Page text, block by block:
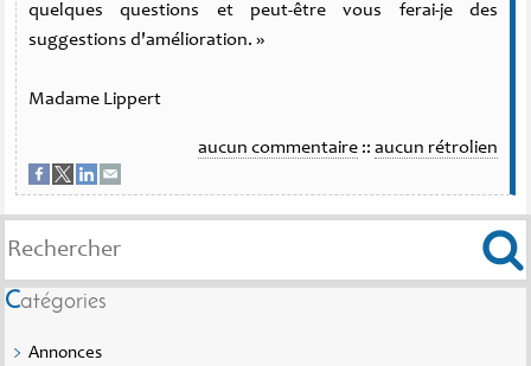
quelques questions et peut-être vous ferai-je des
suggestions d'amélioration. »
Madame Lippert
aucun commentaire :: aucun rétrolien
Catégories
Annonces